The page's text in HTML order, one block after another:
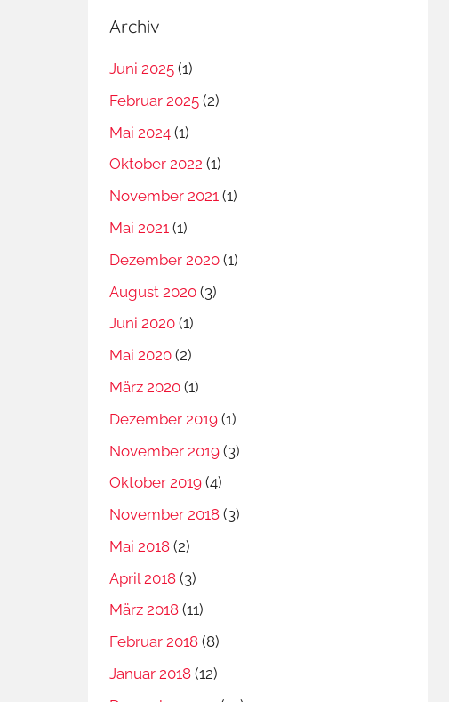
Archiv
Juni 2025 (1)
Februar 2025 (2)
Mai 2024 (1)
Oktober 2022 (1)
November 2021 (1)
Mai 2021 (1)
Dezember 2020 (1)
August 2020 (3)
Juni 2020 (1)
Mai 2020 (2)
März 2020 (1)
Dezember 2019 (1)
November 2019 (3)
Oktober 2019 (4)
November 2018 (3)
Mai 2018 (2)
April 2018 (3)
März 2018 (11)
Februar 2018 (8)
Januar 2018 (12)